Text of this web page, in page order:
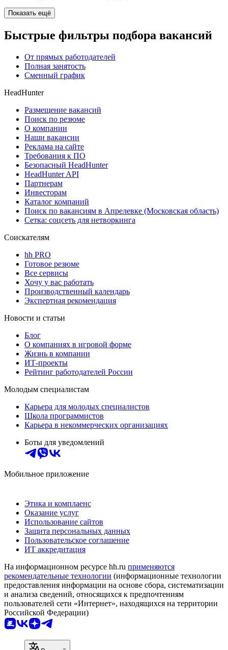
Показать ещё
Быстрые фильтры подбора вакансий
От прямых работодателей
Полная занятость
Сменный график
HeadHunter
Размещение вакансий
Поиск по резюме
О компании
Наши вакансии
Реклама на сайте
Требования к ПО
Безопасный HeadHunter
HeadHunter API
Партнерам
Инвесторам
Каталог компаний
Поиск по вакансиям в Апрелевке (Московская область)
Сетка: соцсеть для нетворкинга
Соискателям
hh PRO
Готовое резюме
Все сервисы
Хочу у вас работать
Производственный календарь
Экспертная рекомендация
Новости и статьи
Блог
О компаниях в игровой форме
Жизнь в компании
ИТ-проекты
Рейтинг работодателей России
Молодым специалистам
Карьера для молодых специалистов
Школа программистов
Карьера в некоммерческих организациях
Боты для уведомлений
Мобильное приложение
Этика и комплаенс
Оказание услуг
Использование сайтов
Защита персональных данных
Пользовательское соглашение
ИТ аккредитация
На информационном ресурсе hh.ru применяются
рекомендательные технологии (информационные технологии
предоставления информации на основе сбора, систематизации
и анализа сведений, относящихся к предпочтениям
пользователей сети «Интернет», находящихся на территории
Российской Федерации)